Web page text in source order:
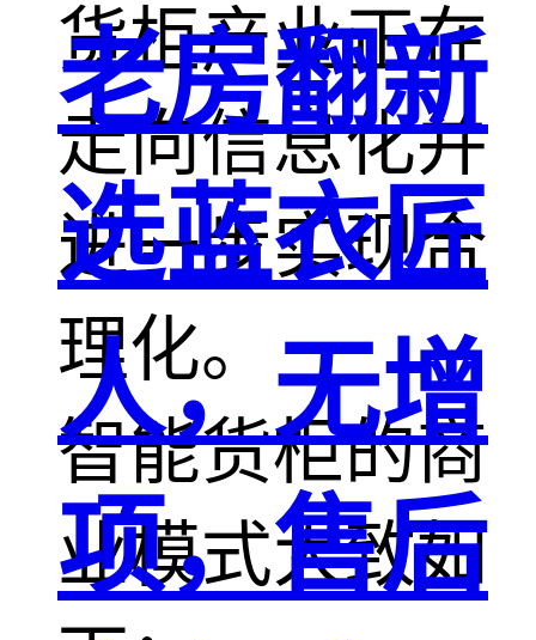
货柜产业正在
走向信息化并
进一步实现合
理化。
智能货柜的商
业模式大致如
老房翻新
选蓝衣匠
人，无增
项，售后